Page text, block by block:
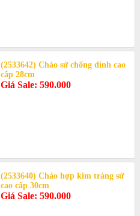
(2533642) Chảo sứ chống dính cao
cấp 28cm
Giá Sale: 590.000
(2533640) Chảo hợp kim tráng sứ
cao cấp 30cm
Giá Sale: 590.000